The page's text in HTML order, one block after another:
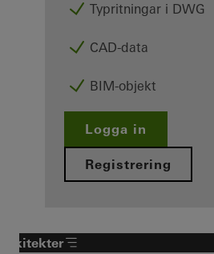
Typritningar i DWG
CAD-data
BIM-objekt
Logga in
Registrering
Arkitekter